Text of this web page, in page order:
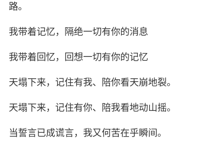
路。
我带着记忆，隔绝一切有你的消息
我带着回忆，回想一切有你的记忆
天塌下来，记住有我、陪你看天崩地裂。
天塌下来，记住有你、陪我看地动山摇。
当誓言已成谎言，我又何苦在乎瞬间。